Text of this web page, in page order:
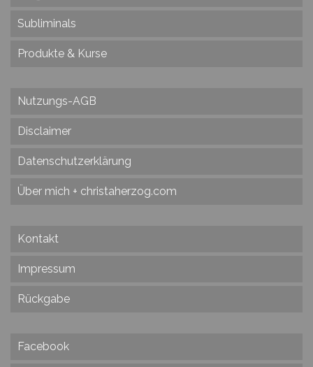
Subliminals
Produkte & Kurse
Nutzungs-AGB
Disclaimer
Datenschutzerklärung
Über mich + christaherzog.com
Kontakt
Impressum
Rückgabe
Facebook